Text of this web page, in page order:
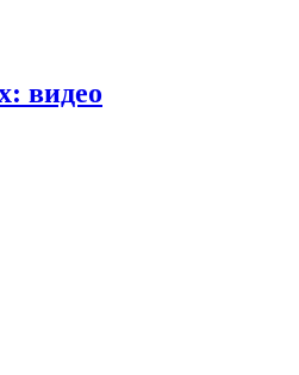
видео